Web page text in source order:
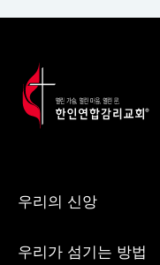
우리의 신앙
우리가 섬기는 방법